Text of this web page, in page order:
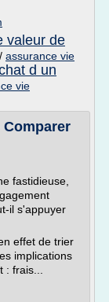
valeur de
/ assurance vie
d un
vie
fastidieuse,
il s'appuyer
effet de trier
implications
frais...